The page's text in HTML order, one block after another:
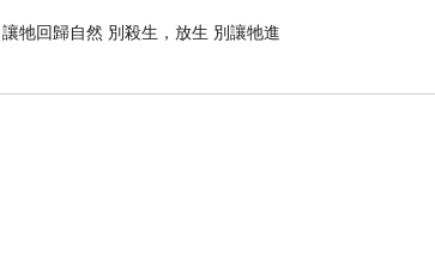
牠回歸自然 別殺生，放生 別讓牠進